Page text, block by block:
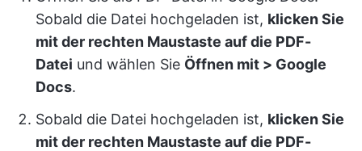
Sobald die Datei hochgeladen ist, klicken Sie
mit der rechten Maustaste auf die PDF-
Datei und wählen Sie Öffnen mit > Google
Docs.
Sobald die Datei hochgeladen ist, klicken Sie
mit der rechten Maustaste auf die PDF-